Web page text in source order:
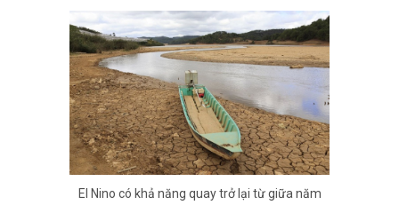
El Nino có khả năng quay trở lại từ giữa năm